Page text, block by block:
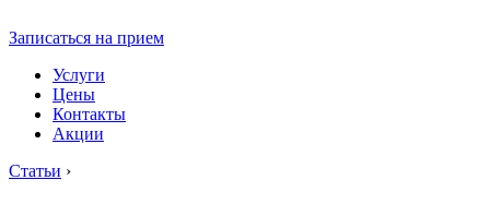
Записаться на прием
Услуги
Цены
Контакты
Акции
Статьи ›